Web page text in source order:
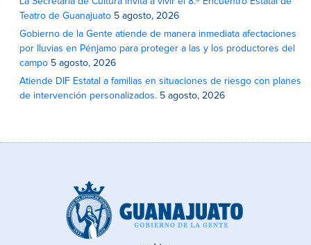
Teatro de Guanajuato 5 agosto, 2026
Gobierno de la Gente atiende de manera inmediata afectaciones
por lluvias en Pénjamo para proteger a las y los productores del
campo 5 agosto, 2026
Atiende DIF Estatal a familias en situaciones de riesgo con planes
de intervención personalizados. 5 agosto, 2026